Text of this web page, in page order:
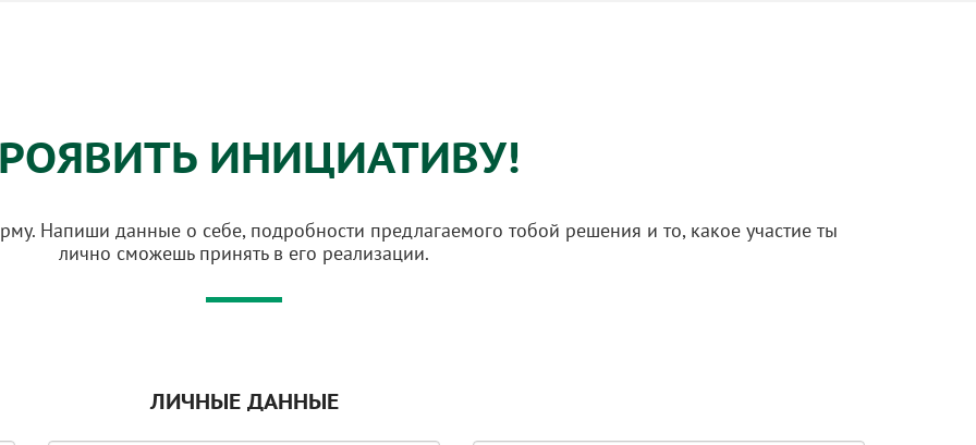
ИНИЦИАТИВУ!
Напиши данные о себе, подробности предлагаемого тобой решения и то, какое участие ты
лично сможешь принять в его реализации.
ЛИЧНЫЕ ДАННЫЕ